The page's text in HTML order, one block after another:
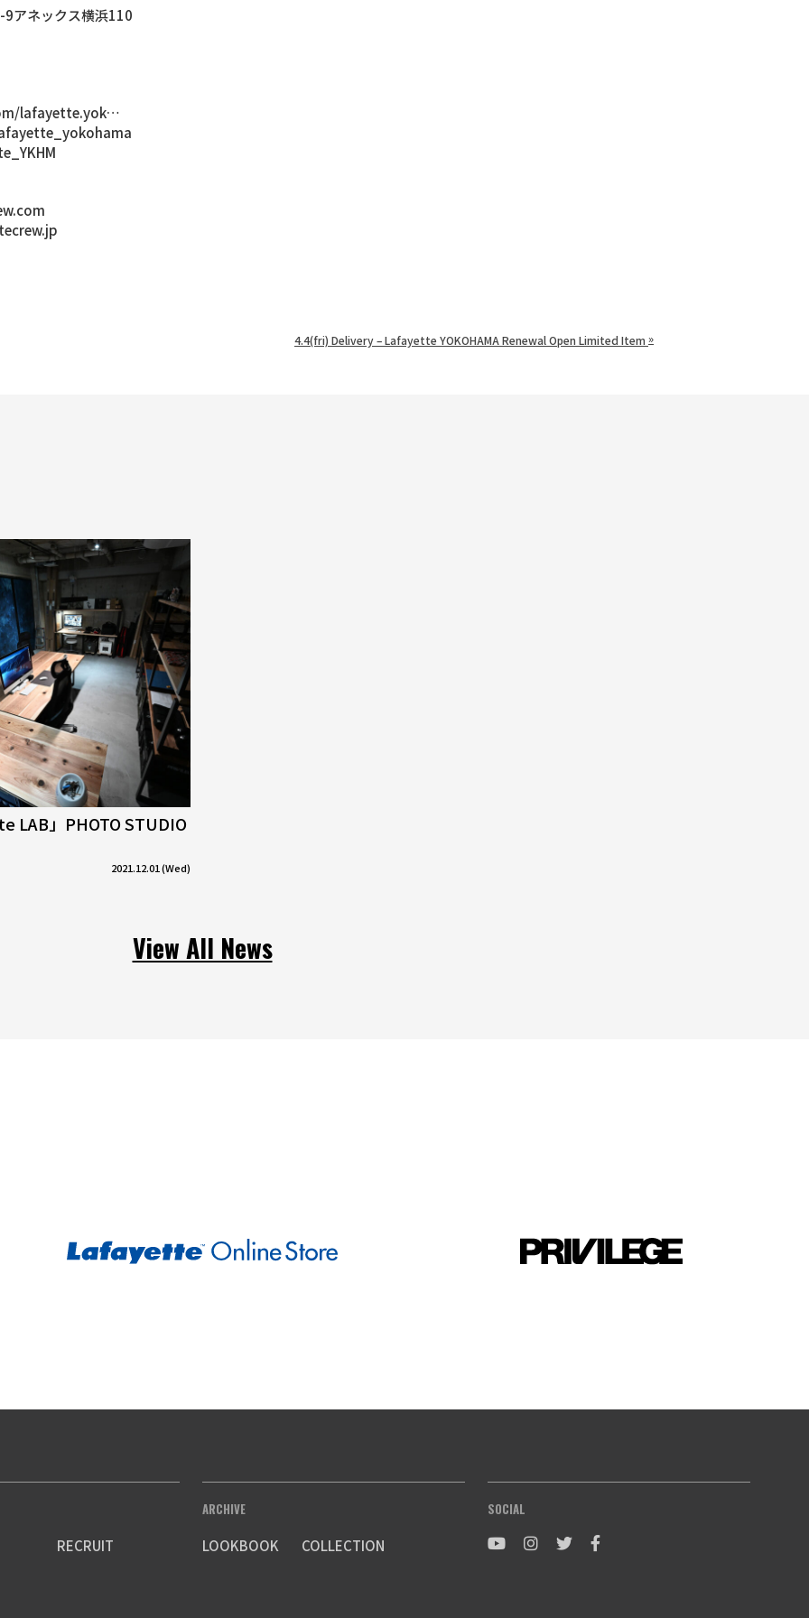
アネックス横浜110
lafayette.yok…
4.4(fri) Delivery – Lafayette YOKOHAMA Renewal Open Limited Item »
LAB」PHOTO STUDIO
2021.12.01 (Wed)
View All News
RECRUIT
ARCHIVE
LOOKBOOK COLLECTION
SOCIAL